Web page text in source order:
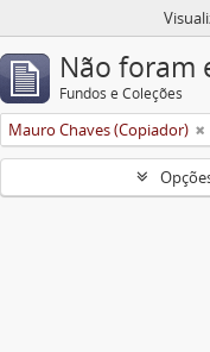
Não foram
Fundos e Coleções
Mauro Chaves (Copiador)